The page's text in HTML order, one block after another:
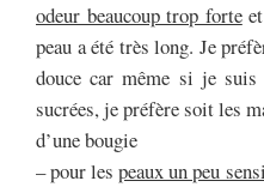
odeur beaucoup trop forteet
peau a été très long. Je
douce car même si je suis
sucrées, je préfère soit les
d’une bougie
– pour lespeaux un peu